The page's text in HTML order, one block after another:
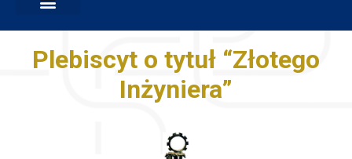
Plebiscyt o tytuł “Złotego
Inżyniera”